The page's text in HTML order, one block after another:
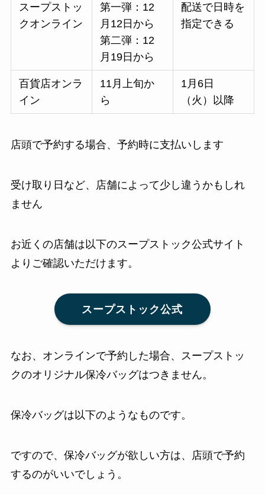
スープストッ
クオンライン
第一弾：12
月12日から
第二弾：12
月19日から
配送で日時を
指定できる
百貨店オンラ
イン
11月上旬か
ら
1月6日
（火）以降
店頭で予約する場合、予約時に支払いします
受け取り日など、店舗によって少し違うかもしれ
ません
お近くの店舗は以下のスープストック公式サイト
よりご確認いただけます。
スープストック公式
なお、オンラインで予約した場合、スープストッ
クのオリジナル保冷バッグはつきません。
保冷バッグは以下のようなものです。
ですので、保冷バッグが欲しい方は、店頭で予約
するのがいいでしょう。